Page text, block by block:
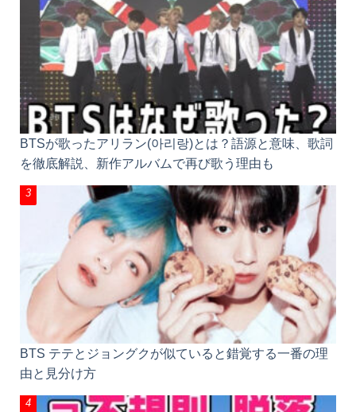
BTSが歌ったアリラン(아리랑)とは？語源と意味、歌詞
を徹底解説、新作アルバムで再び歌う理由も
BTS テテとジョングクが似ていると錯覚する一番の理
由と見分け方